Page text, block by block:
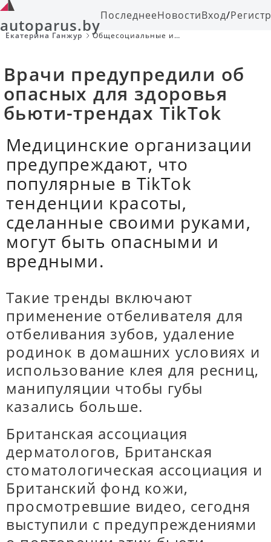
autoparus.byПоследнееНовостиВход/
Екатерина Ганжур
Общесоциальные и
Врачи предупредили об
опасных для здоровья
бьюти-трендах TikTok
Медицинские организации
предупреждают, что
популярные в TikTok
тенденции красоты,
сделанные своими руками,
могут быть опасными и
вредными.
Такие тренды включают
применение отбеливателя для
отбеливания зубов, удаление
родинок в домашних условиях и
использование клея для ресниц,
манипуляции чтобы губы
казались больше.
Британская ассоциация
дерматологов, Британская
стоматологическая ассоциация и
Британский фонд кожи,
просмотревшие видео, сегодня
выступили с предупреждениями